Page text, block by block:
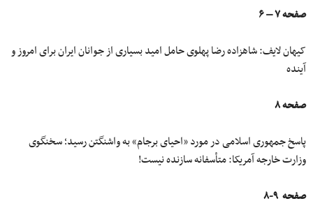
صفحه ۷ – ۶
کیهان لایف: شاهزاده رضا پهلوی حامل امید بسیاری از جوانان ایران برای امروز و
آینده
صفحه ۸
پاسخ جمهوری اسلامی در مورد «احیای برجام» به واشنگتن رسید؛ سخنگوی
وزارت خارجه آمریکا: متأسفانه سازنده نیست!
صفحه ۹-۸